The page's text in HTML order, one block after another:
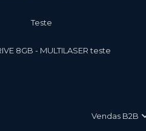
teste
8GB - MULTILASER teste
vendas B2B